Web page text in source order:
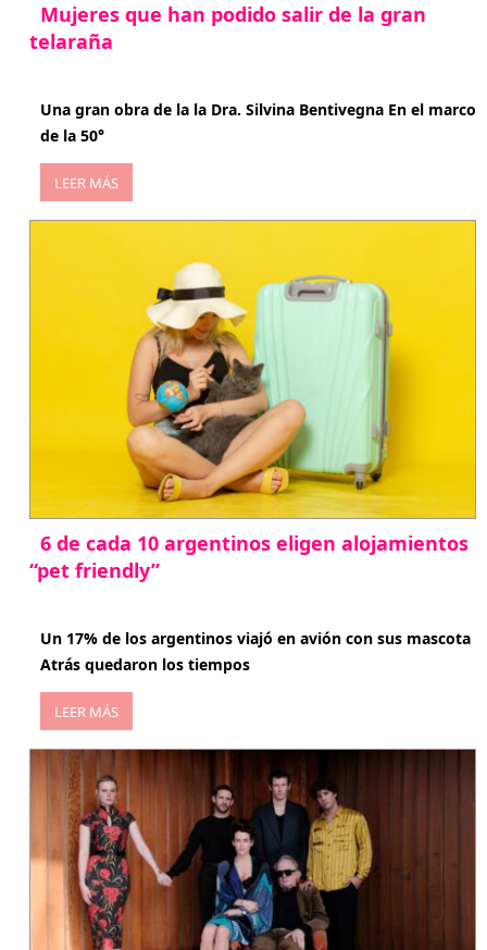
Mujeres que han podido salir de la gran
telaraña
Una gran obra de la la Dra. Silvina Bentivegna En el marco
de la 50°
LEER MÁS
6 de cada 10 argentinos eligen alojamientos
“pet friendly”
Un 17% de los argentinos viajó en avión con sus mascota
Atrás quedaron los tiempos
LEER MÁS